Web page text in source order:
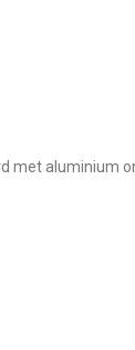
met aluminium